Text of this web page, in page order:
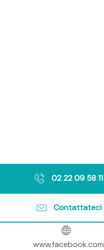
02 22 09 58 11
Contattateci
www.facebook.com